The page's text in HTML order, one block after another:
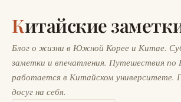
Китайские
Блог о жизни в Южной Корее и Китае.
заметки и впечатления. Путешествия
работается в Китайском университете.
досуг на себя.